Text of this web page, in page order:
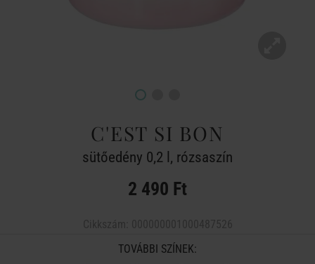
C'EST SI BON
sütőedény 0,2 l, rózsaszín
2 490 Ft
TOVÁBBI SZÍNEK: